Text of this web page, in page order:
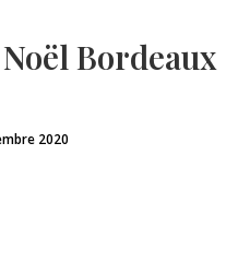
Bordeaux
2020